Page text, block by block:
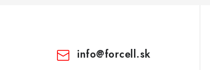
info@forcell.sk